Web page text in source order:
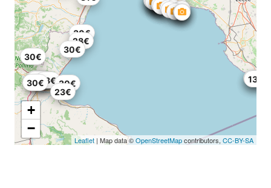
12€
13€
23€
25€ 25€
28€
28€
30€
30€ 30€
30€
30€
30€
30€
30€
+
−
Leaflet | Map data ©OpenStreetMapcontributors, CC-BY-SA